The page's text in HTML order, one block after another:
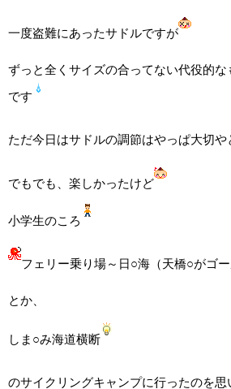
一度盗難にあったサドルですが
ずっと全くサイズの合ってない代役的な
です
ただ今日はサドルの調節はやっぱ大切や
でもでも、楽しかったけど
小学生のころ
フェリー乗り場～日○海（天橋○がゴ
とか、
しま○み海道横断
のサイクリングキャンプに行ったのを思